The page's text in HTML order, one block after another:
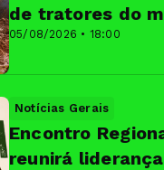
05/08/2026 • 18:00
de tratores do
Notícias Gerais
Encontro
reunirá